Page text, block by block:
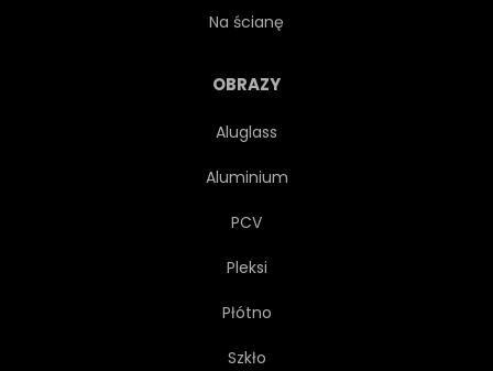
Na ścianę
OBRAZY
Aluglass
Aluminium
PCV
Pleksi
Płótno
Szkło